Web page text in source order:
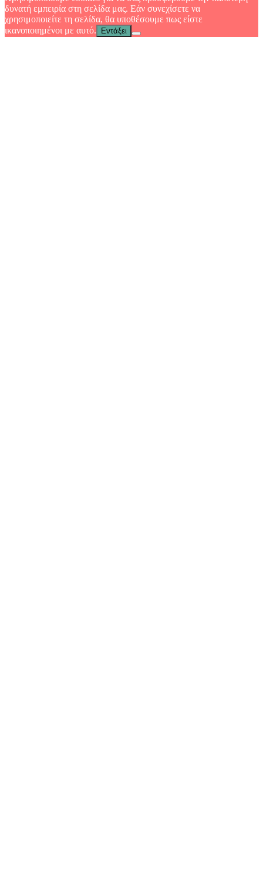
δυνατή εμπειρία στη σελίδα μας. Εάν συνεχίσετε να
χρησιμοποιείτε τη σελίδα, θα υποθέσουμε πως είστε
ικανοποιημένοι με αυτό.
Εντάξει